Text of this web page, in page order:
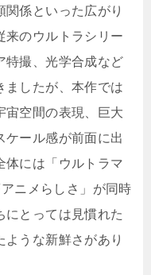
係といった広がり
来のウルトラシリー
特撮、光学合成など
ましたが、本作では
宙空間の表現、巨大
ケール感が前面に出
体には「ウルトラマ
ニメらしさ」が同時
にとっては見慣れた
ような新鮮さがあり